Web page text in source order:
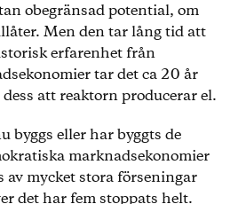
obegränsad potential, om
Men den tar lång tid att
erfarenhet från
tar det ca 20 år
att reaktorn producerar el.
byggs eller har byggts de
marknadsekonomier
mycket stora förseningar
det har fem stoppats helt.